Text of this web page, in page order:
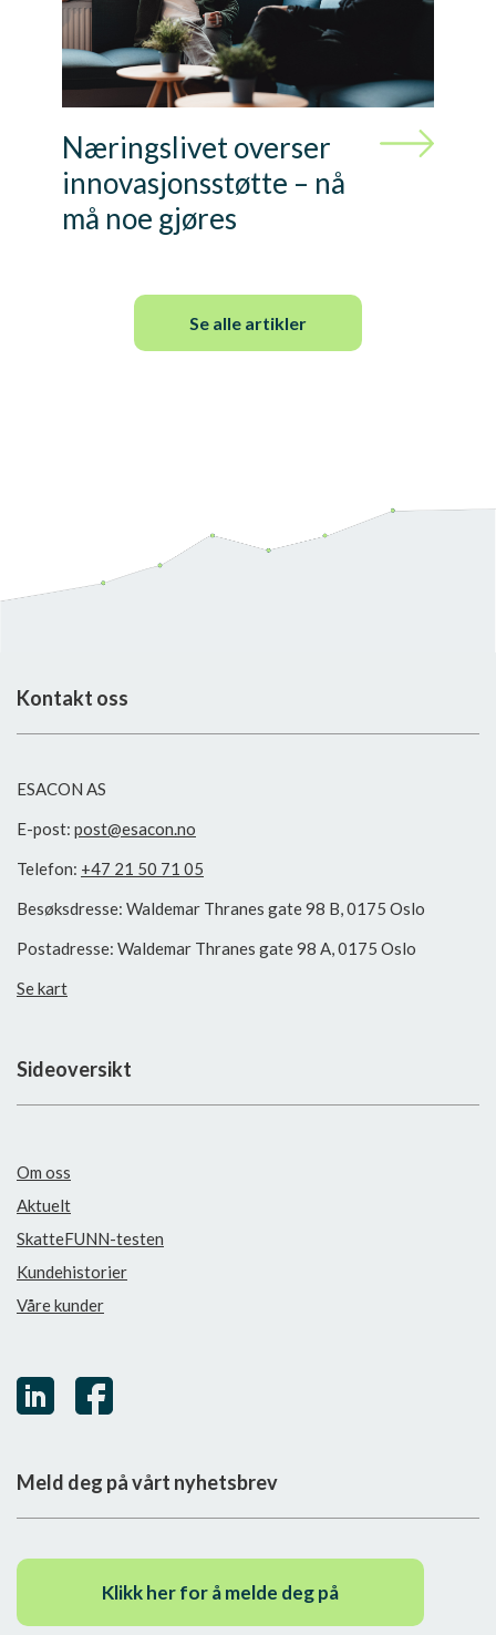
Næringslivet overser
innovasjonsstøtte – nå
må noe gjøres
Se alle artikler
Kontakt oss
ESACON AS
E-post: post@esacon.no
Telefon: +47 21 50 71 05
Besøksdresse: Waldemar Thranes gate 98 B, 0175 Oslo
Postadresse: Waldemar Thranes gate 98 A, 0175 Oslo
Se kart
Sideoversikt
Om oss
Aktuelt
SkatteFUNN-testen
Kundehistorier
Våre kunder
Meld deg på vårt nyhetsbrev
Klikk her for å melde deg på